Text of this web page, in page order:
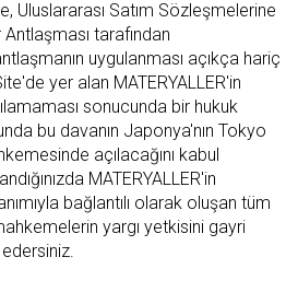
Uluslararası Satım Sözleşmelerine
tarafından
uygulanması açıkça hariç
yer alan MATERYALLER'in
sonucunda bir hukuk
bu davanın Japonya'nın Tokyo
açılacağını kabul
MATERYALLER'in
bağlantılı olarak oluşan tüm
yargı yetkisini gayri